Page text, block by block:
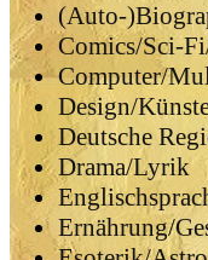
(Auto-
Comics/Sci-
Computer/
Design/
Deutsche
Drama/Lyrik
Ernährung/